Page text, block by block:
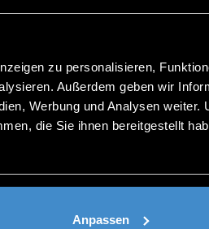
zu personalisieren,
Außerdem geben wir
Werbung und Analysen
die Sie ihnen bereitgestellt
Anpassen
Sitzplätzen (1 Dozentenarbeitsplatz
Workstation). Es eignet
Künstlichen Intelligenz: